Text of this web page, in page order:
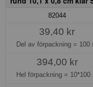
82044
39,40 kr
Del av förpackning = 100
394,00 kr
Hel förpackning = 10*100